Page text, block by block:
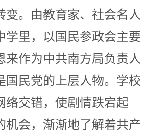
。由教育家、社会名人
学里，以国民参政会主要
作为中共南方局负责人
国民党的上层人物。学校
络交错，使剧情跌宕起
机会，渐渐地了解着共产